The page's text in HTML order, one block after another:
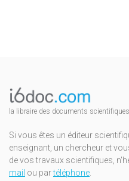
la libraire des documents scientifiques
Si vous êtes un éditeur
enseignant, un chercheur et
de vos travaux scientifiques,
mail ou partéléphone.